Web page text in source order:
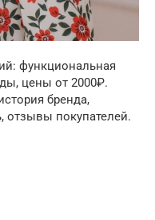
функциональная
цены от 2000₽.
бренда,
отзывы покупателей.